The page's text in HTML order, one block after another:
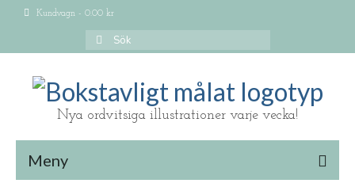
Kundvagn - 0.00 kr
Search
for:
Nya ordvitsiga illustrationer varje vecka!
Meny